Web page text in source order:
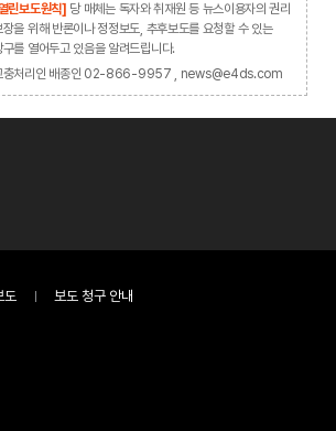
린보도원칙] 당 매체는 독자와 취재원 등 뉴스이용자의 권리
장을 위해 반론이나 정정보도, 추후보도를 요청할 수 있는
구를 열어두고 있음을 알려드립니다.
충처리인 배종인 02-866-9957 , news@e4ds.com
도
보도 청구 안내